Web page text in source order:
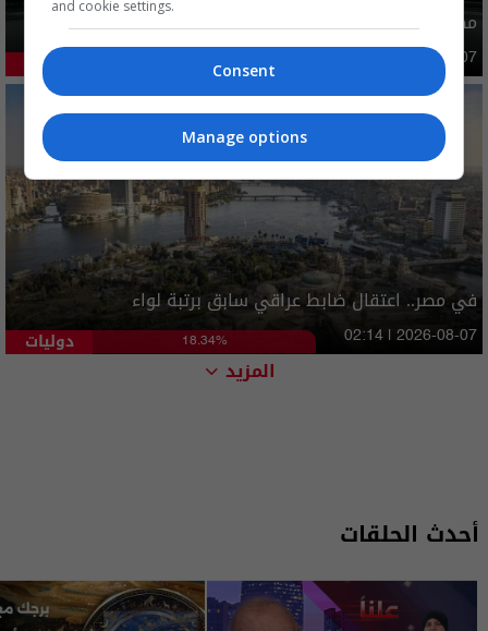
مصدر يوضح ما حصل في بغداد ليلة امس وفجر اليوم
أمن 53.9% 03:02 | 2026-08-07
في مصر.. اعتقال ضابط عراقي سابق برتبة لواء
دوليات 18.34% 02:14 | 2026-08-07
المزيد
أحدث الحلقات
and cookie settings.
Consent
Manage options